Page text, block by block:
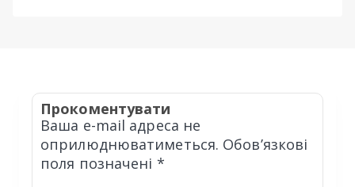
Прокоментувати
Ваша e-mail адреса не
оприлюднюватиметься. Обов’язкові
поля позначені *